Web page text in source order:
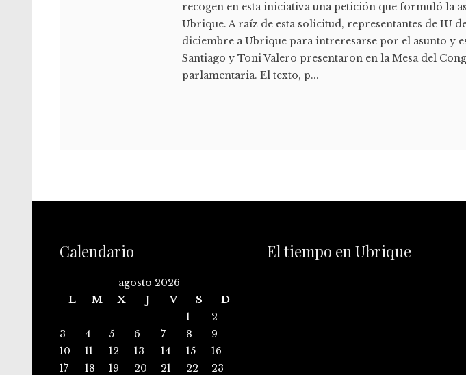
recogen en esta iniciativa una petición que formuló la
Ubrique. A raíz de esta solicitud, representantes de IU
diciembre a Ubrique para intreresarse por el asunto y
Santiago y Toni Valero presentaron en la Mesa del
parlamentaria. El texto, p...
Calendario
agosto 2026
L
M X J V S
D
1
2
3
4 5 6 7 8
9
10
11 12 13 14 15
16
17
18 19 20 21 22 23
El tiempo en Ubrique